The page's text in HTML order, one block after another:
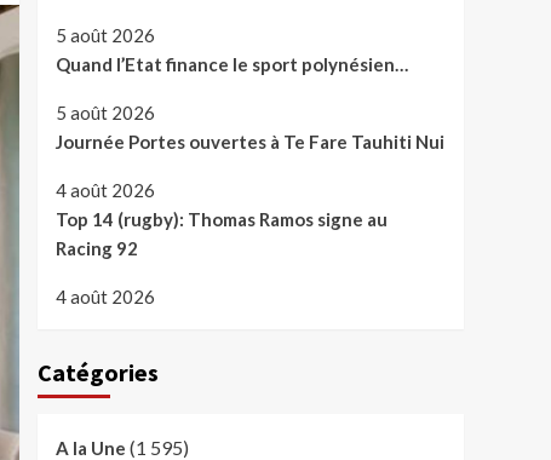
5 août 2026
Quand l’Etat finance le sport polynésien…
5 août 2026
Journée Portes ouvertes à Te Fare Tauhiti Nui
4 août 2026
Top 14 (rugby): Thomas Ramos signe au
Racing 92
4 août 2026
Catégories
A la Une (1 595)